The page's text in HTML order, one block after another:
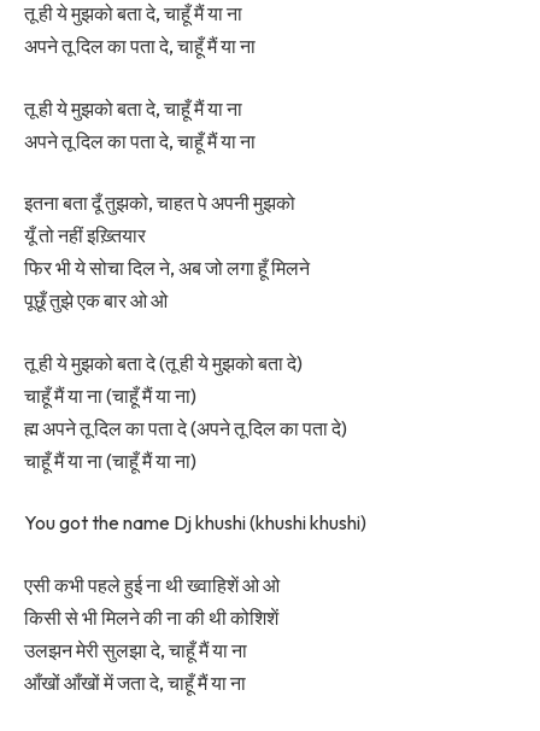
तू ही ये मुझको बता दे, चाहूँ मैं या ना
अपने तू दिल का पता दे, चाहूँ मैं या ना
तू ही ये मुझको बता दे, चाहूँ मैं या ना
अपने तू दिल का पता दे, चाहूँ मैं या ना
इतना बता दूँ तुझको, चाहत पे अपनी मुझको
यूँ तो नहीं इख़्तियार
फिर भी ये सोचा दिल ने, अब जो लगा हूँ मिलने
पूछूँ तुझे एक बार ओ ओ
तू ही ये मुझको बता दे (तू ही ये मुझको बता दे)
चाहूँ मैं या ना (चाहूँ मैं या ना)
ह्म अपने तू दिल का पता दे (अपने तू दिल का पता दे)
चाहूँ मैं या ना (चाहूँ मैं या ना)
You got the name Dj khushi (khushi khushi)
एसी कभी पहले हुई ना थी ख्वाहिशें ओ ओ
किसी से भी मिलने की ना की थी कोशिशें
उलझन मेरी सुलझा दे, चाहूँ मैं या ना
आँखों आँखों में जता दे, चाहूँ मैं या ना